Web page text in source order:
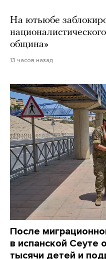
На ютьюбе
община»
13 часов назад
После
в испанской Сеуте
тысячи детей и